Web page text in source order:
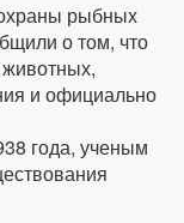
рыбных
о том, что
и официально
года, ученым